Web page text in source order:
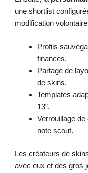
une shortlist
modification
Profils
finances.
Partage de
de skins.
Templates
13”.
Verrouillage
note scout.
Les créateurs de
avec eux et des gros